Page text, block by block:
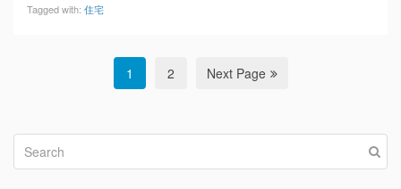
Tagged with: 住宅
1 2 Next Page